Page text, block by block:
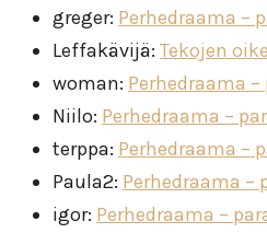
greger: Perhedraama –
Leffakävijä: Tekojen
woman: Perhedraama
Niilo: Perhedraama –
terppa: Perhedraama –
Paula2: Perhedraama –
igor: Perhedraama –